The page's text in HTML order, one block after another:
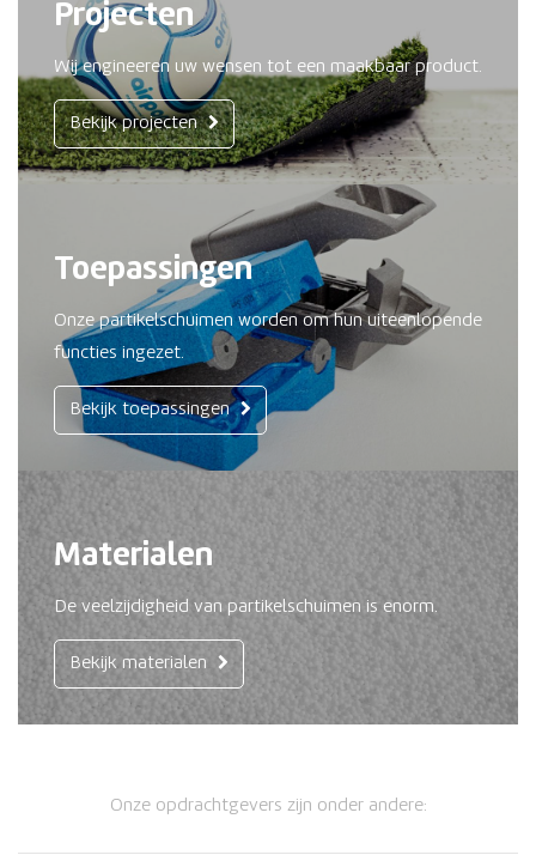
Projecten
Wij engineeren uw wensen tot een maakbaar product.
Bekijk projecten
Toepassingen
Onze partikelschuimen worden om hun uiteenlopende
functies ingezet.
Bekijk toepassingen
Materialen
De veelzijdigheid van partikelschuimen is enorm.
Bekijk materialen
Onze opdrachtgevers zijn onder andere: